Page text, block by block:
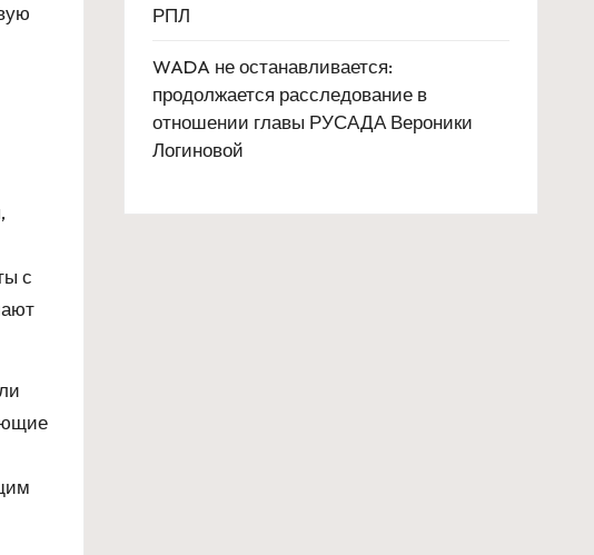
с
РПЛ
WADA не останавливается:
продолжается расследование в
отношении главы РУСАДА Вероники
Логиновой